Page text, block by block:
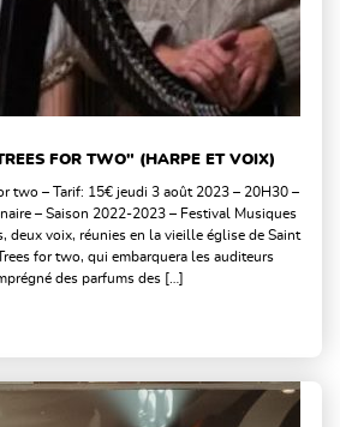
FOR TWO" (HARPE ET VOIX)
two – Tarif: 15€ jeudi 3 août 2023 – 20H30 –
– Saison 2022-2023 – Festival Musiques
deux voix, réunies en la vieille église de Saint
for two, qui embarquera les auditeurs
des parfums des […]